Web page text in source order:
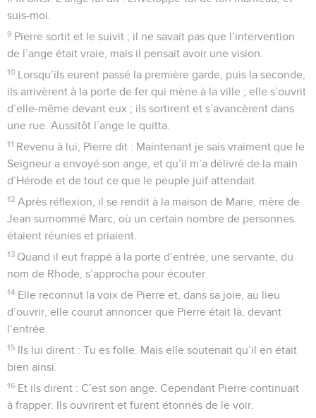
suis-moi.
9 Pierre sortit et le suivit ; il ne savait pas que l’intervention
de l’ange était vraie, mais il pensait avoir une vision.
10 Lorsqu’ils eurent passé la première garde, puis la seconde,
ils arrivèrent à la porte de fer qui mène à la ville ; elle s’ouvrit
d’elle-même devant eux ; ils sortirent et s’avancèrent dans
une rue. Aussitôt l’ange le quitta.
11 Revenu à lui, Pierre dit : Maintenant je sais vraiment que le
Seigneur a envoyé son ange, et qu’il m’a délivré de la main
d’Hérode et de tout ce que le peuple juif attendait.
12 Après réflexion, il se rendit à la maison de Marie, mère de
Jean surnommé Marc, où un certain nombre de personnes
étaient réunies et priaient.
13 Quand il eut frappé à la porte d’entrée, une servante, du
nom de Rhode, s’approcha pour écouter.
14 Elle reconnut la voix de Pierre et, dans sa joie, au lieu
d’ouvrir, elle courut annoncer que Pierre était là, devant
l’entrée.
15 Ils lui dirent : Tu es folle. Mais elle soutenait qu’il en était
bien ainsi.
16 Et ils dirent : C’est son ange. Cependant Pierre continuait
à frapper. Ils ouvrirent et furent étonnés de le voir.